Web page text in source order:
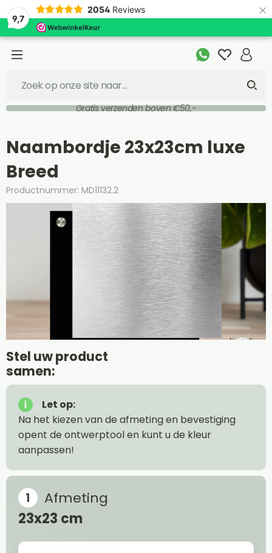
9,7
2054 Reviews ×
Gratis verzenden boven €50,-
Naambordje 23x23cm luxe
Breed
Productnummer: MD11132.2
Stel uw product
samen:
Let op:
Na het kiezen van de afmeting en bevestiging
opent de ontwerptool en kunt u de kleur
aanpassen!
Afmeting
23x23 cm